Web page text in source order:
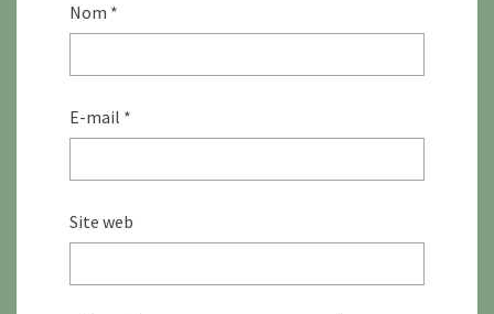
Nom *
E-mail *
Site web